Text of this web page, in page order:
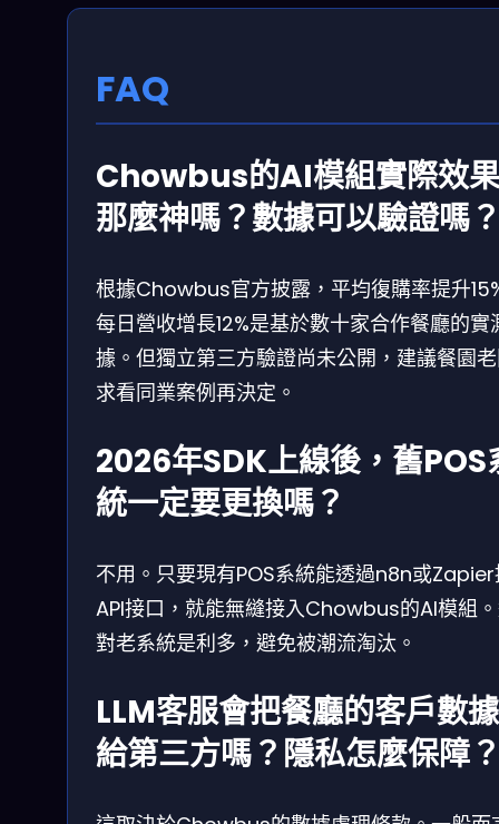
FAQ
Chowbus的AI模組實際效
那麼神嗎？數據可以驗證嗎
根據Chowbus官方披露，平均復購率提升
每日營收增長12%是基於數十家合作餐廳的實
據。但獨立第三方驗證尚未公開，建議餐園
求看同業案例再決定。
2026年SDK上線後，舊POS
統一定要更換嗎？
不用。只要現有POS系統能透過n8n或
API接口，就能無縫接入Chowbus的AI模組
對老系統是利多，避免被潮流淘汰。
LLM客服會把餐廳的客戶數
給第三方嗎？隱私怎麼保障